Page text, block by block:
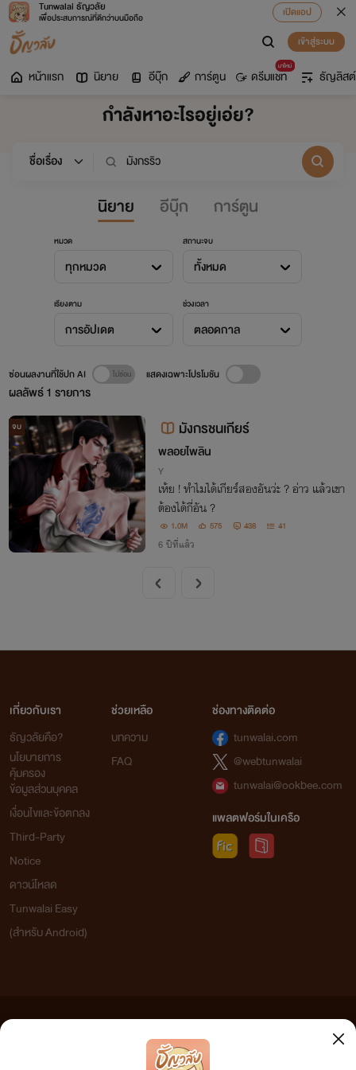
Tunwalai ธัญวลัย
เพื่อประสบการณ์ที่ดีกว่าบนมือถือ
เปิดแอป
เข้าสู่ระบบ
หน้าแรก นิยาย อีบุ๊ก การ์ตูน
มาใหม่
ดรีมแชท ธัญลิสต์
กำลังหาอะไรอยู่เอ่ย?
นิยาย อีบุ๊ก การ์ตูน
หมวด
ทุกหมวด
สถานะจบ
ทั้งหมด
เรียงตาม
การอัปเดต
ช่วงเวลา
ตลอดกาล
ผลลัพธ์1 รายการ
ซ่อนผลงานที่ใช้ปก AI แสดงเฉพาะโปรโมชัน
จบ มังกรชนเกียร์
พลอยไพลิน
Y
เห้ย ! ทำไมได้เกียร์สองอันว่ะ ? อ่าว แล้วเขา
ต้องได้กี่อัน ?
1.0M 575 438 41
6 ปีที่แล้ว
เกี่ยวกับเรา
ธัญวลัยคือ?
นโยบายการ
คุ้มครอง
ข้อมูลส่วนบุคคล
เงื่อนไขและข้อตกลง
Third-Party
Notice
ดาวน์โหลด
Tunwalai Easy
(สำหรับ Android)
ช่วยเหลือ
บทความ
FAQ
ช่องทางติดต่อ
tunwalai.com
@webtunwalai
tunwalai@ookbee.com
แพลตฟอร์มในเครือ
เว็บไซต์แห่งนี้ไม่ได้เห็นด้วยและไม่ขอรับผิดชอบต่อข้อความใดๆ ทั้งสิ้น ดังนั้นผู้อ่านทุกท่านโปรดใช้
วิจารณญาณในการกลั่นกรองด้วยตนเอง และหากท่านพบข้อความใดๆ ที่ขัดต่อกฎหมายและศีลธรรม